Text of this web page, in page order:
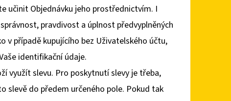
učinit Objednávku jeho prostřednictvím. I
pravdivost a úplnost předvyplněných
v případě kupujícího bez Uživatelského účtu,
identifikační údaje.
využít slevu. Pro poskytnutí slevy je třeba,
slevě do předem určeného pole. Pokud tak